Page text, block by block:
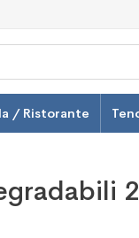
/ Ristorante